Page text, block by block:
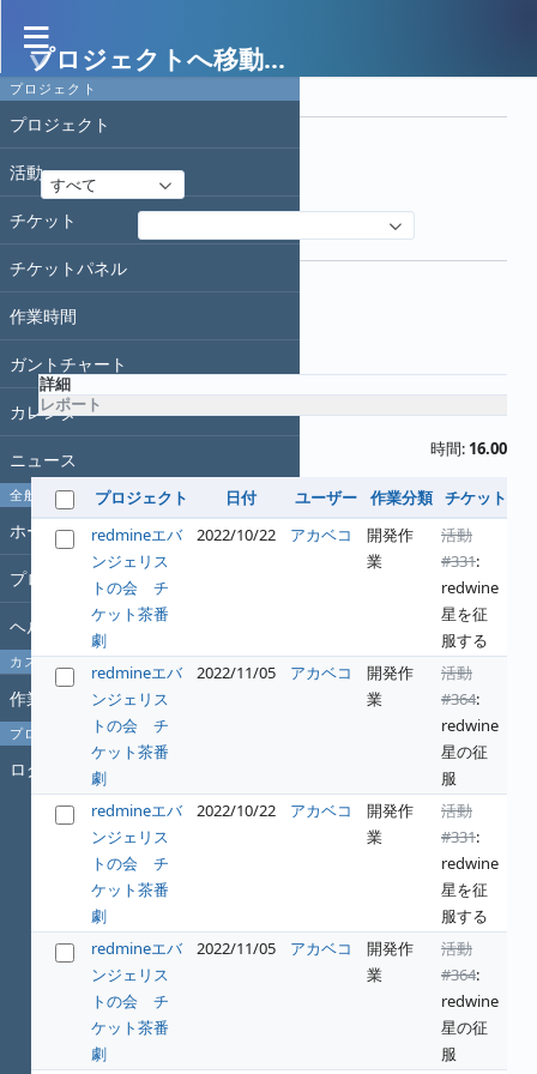
プロジェクト
プロジェクト
活動
チケット
チケットパネル
作業時間
ガントチャート
カレンダー
ニュース
全般
ホーム
プロジェクト
ヘルプ
カスタムクエリ
作業時間
プロフィール
ログイン
プロジェクトへ移動...
作業時間
フィルタ
すべて
フィルタ追加
オプション
適用
詳細
レポート
時間: 16.00
プロジェクト 日付 ユーザー 作業分類 チケット
redmineエバ
ンジェリス
トの会 チ
ケット茶番
劇
2022/10/22 アカベコ
開発作
業
活動
#331:
redwine
星を征
服する
redmineエバ
ンジェリス
トの会 チ
ケット茶番
劇
2022/11/05 アカベコ
開発作
業
活動
#364:
redwine
星の征
服
redmineエバ
ンジェリス
トの会 チ
ケット茶番
劇
2022/10/22 アカベコ
開発作
業
活動
#331:
redwine
星を征
服する
redmineエバ
ンジェリス
トの会 チ
ケット茶番
劇
2022/11/05 アカベコ
開発作
業
活動
#364:
redwine
星の征
服